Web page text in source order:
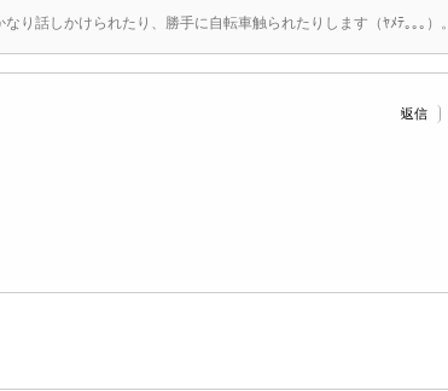
り話しかけられたり、勝手に自転車触られたりします（ﾔﾒﾃ｡｡｡）。
返信